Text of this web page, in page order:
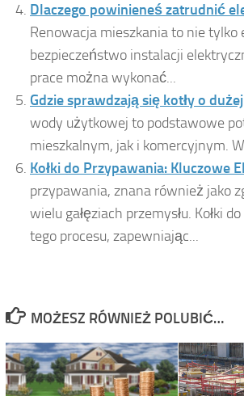
Dlaczego powinieneś zatrudnić
Renowacja mieszkania to nie
bezpieczeństwo instalacji
prace można wykonać...
Gdzie sprawdzają się kotły o
wody użytkowej to podstawowe
mieszkalnym, jak i komercyjnym.
Kołki do Przypawania: Kluczowe
przypawania, znana również jako
wielu gałęziach przemysłu. Kołki
tego procesu, zapewniając...
MOŻESZ RÓWNIEŻ POLUBIĆ…